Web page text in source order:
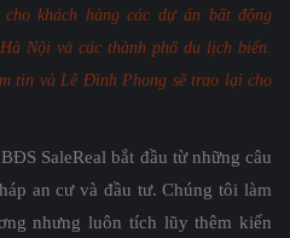
cho khách hàng các dự án bất động
Nội và các thành phố du lịch biển.
tin và Lê Đình Phong sẽ trao lại cho
SaleReal bắt đầu từ những câu
an cư và đầu tư. Chúng tôi làm
nhưng luôn tích lũy thêm kiến